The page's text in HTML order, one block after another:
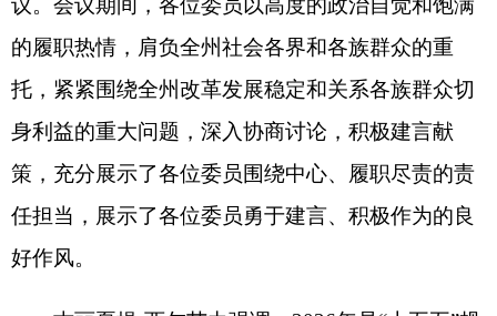
求，切实在政治上提高站位，在履职中找准定位，
在推进全州改革发展稳定各项工作中展现新担当、
作出新贡献。要始终坚持党对政协工作的全面领
导，坚定不移把党中央和自治区党委、自治州党委
委确定的发展思路和工作部署，充分发挥政协专门
协商机构作用，形成上下一心、共创伟业的良好局
面。要加强与社会各界联系沟通，努力寻求最大公